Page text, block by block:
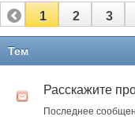
1 2 3
Тем
Расскажите
Последнее